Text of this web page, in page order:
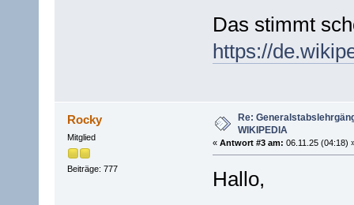
Das stimmt
https://
Rocky
Mitglied
Beiträge: 777
Re:
WIKIPEDIA
« Antwort #3 am: 06.11.25 (04:18)
Hallo,